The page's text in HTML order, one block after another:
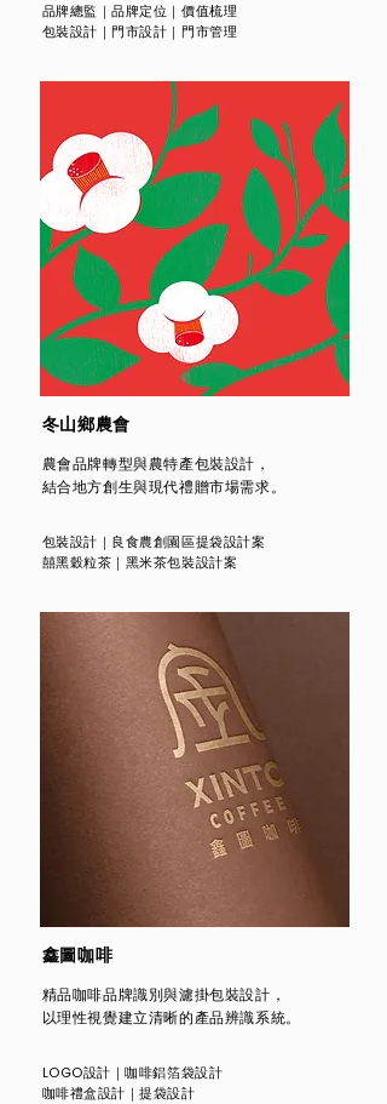
品牌總監 ｜品牌定位 ｜價值梳理
包裝設計 ｜門市設計 ｜門市管理
冬山鄉農會
農會品牌轉型與農特產包裝設計，
結合地方創生與現代禮贈市場需求。
包裝設計｜良食農創園區提袋設計案
囍黑穀粒茶｜黑米茶包裝設計案
鑫圖咖啡
精品咖啡品牌識別與濾掛包裝設計，
以理性視覺建立清晰的產品辨識系統。
LOGO設計 ｜咖啡鋁箔袋設計
咖啡禮盒設計 ｜提袋設計